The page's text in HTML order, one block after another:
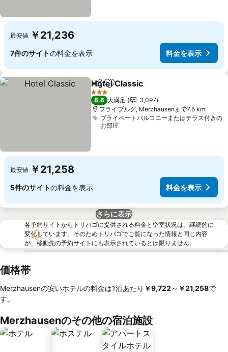
最安値 ￥21,236
7件のサイトの料金を表示 料金を表示
シェアお気に入りに追加
Hotel Classic
3 ホテルのランク
8.6 大満足
3,097
フライブルグ, Merzhausenまで7.5 km
プライベートバルコニーまたはテラス付きの
お部屋
最安値 ￥21,258
5件のサイトの料金を表示 料金を表示
さらに表示
各予約サイトからトリバゴに提供される料金と空室状況は、継続的に
変化しています。そのためトリバゴでご覧になった情報と同じ内容
が、移動先の予約サイトにも表示されているとは限りません。
価格帯
Merzhausenの安いホテルの料金は1泊あたり ‎￥9,722 ～ ‎￥21,258で
す。
Merzhausenのその他の宿泊施設